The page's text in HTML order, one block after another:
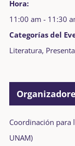
Hora:
11:00 am - 11:30
Categorías del
Literatura,
Coordinación para
UNAM)